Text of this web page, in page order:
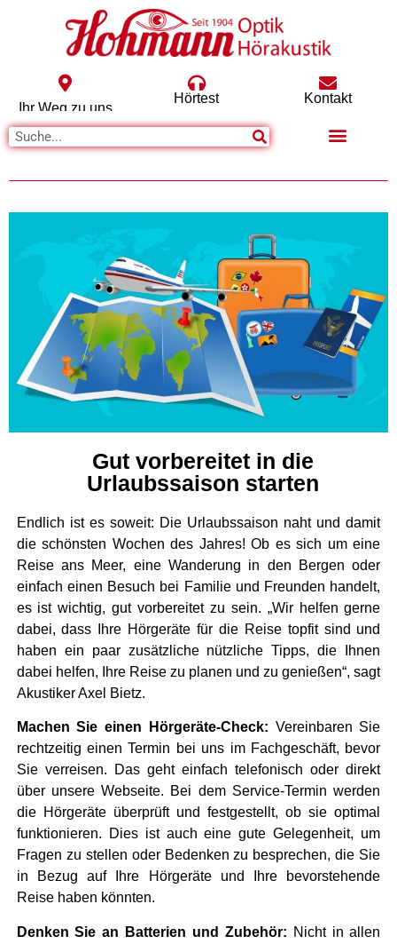
Ihr Weg zu uns
Hörtest Kontakt
Gut vorbereitet in die
Urlaubssaison starten
Endlich ist es soweit: Die Urlaubssaison naht und damit
die schönsten Wochen des Jahres! Ob es sich um eine
Reise ans Meer, eine Wanderung in den Bergen oder
einfach einen Besuch bei Familie und Freunden handelt,
es ist wichtig, gut vorbereitet zu sein. „Wir helfen gerne
dabei, dass Ihre Hörgeräte für die Reise topfit sind und
haben ein paar zusätzliche nützliche Tipps, die Ihnen
dabei helfen, Ihre Reise zu planen und zu genießen“, sagt
Akustiker Axel Bietz.
Machen Sie einen Hörgeräte-Check: Vereinbaren Sie
rechtzeitig einen Termin bei uns im Fachgeschäft, bevor
Sie verreisen. Das geht einfach telefonisch oder direkt
über unsere Webseite. Bei dem Service-Termin werden
die Hörgeräte überprüft und festgestellt, ob sie optimal
funktionieren. Dies ist auch eine gute Gelegenheit, um
Fragen zu stellen oder Bedenken zu besprechen, die Sie
in Bezug auf Ihre Hörgeräte und Ihre bevorstehende
Reise haben könnten.
Denken Sie an Batterien und Zubehör: Nicht in allen